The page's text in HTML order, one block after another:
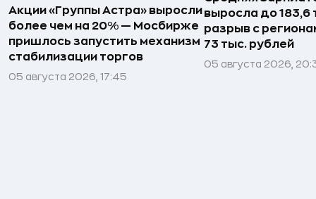
Акции «Группы Астра» выросли
более чем на 20% — Мосбирже
пришлось запустить механизм
стабилизации торгов
05 августа 2026, 17:45
выросла до 183,6
разрыв с
73 тыс. рублей
05 августа 2026,